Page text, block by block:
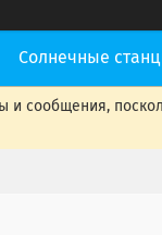
Солнечные
и сообщения,